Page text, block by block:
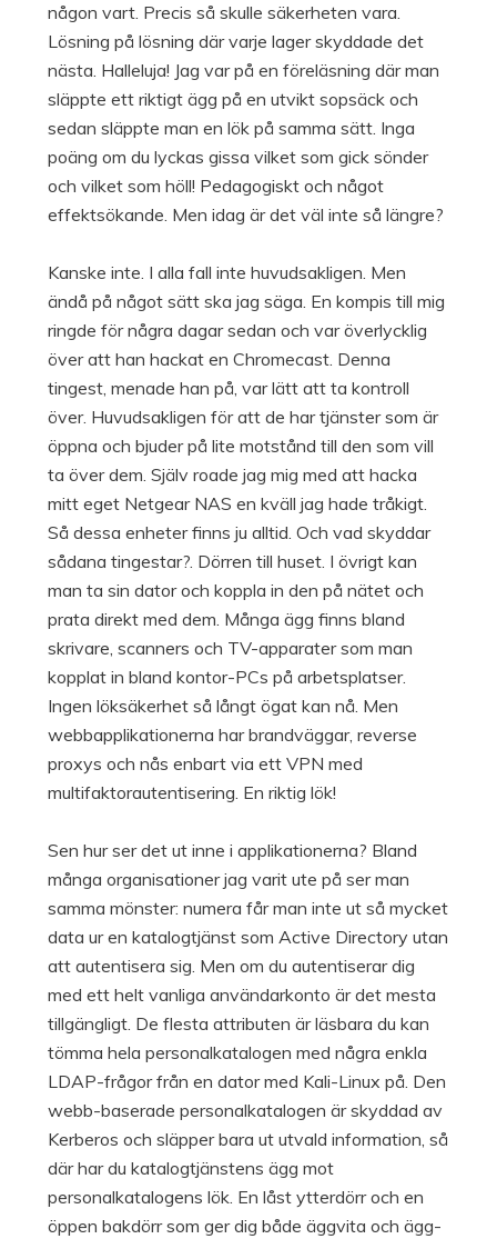
någon vart. Precis så skulle säkerheten vara.
Lösning på lösning där varje lager skyddade det
nästa. Halleluja! Jag var på en föreläsning där man
släppte ett riktigt ägg på en utvikt sopsäck och
sedan släppte man en lök på samma sätt. Inga
poäng om du lyckas gissa vilket som gick sönder
och vilket som höll! Pedagogiskt och något
effektsökande. Men idag är det väl inte så längre?
Kanske inte. I alla fall inte huvudsakligen. Men
ändå på något sätt ska jag säga. En kompis till mig
ringde för några dagar sedan och var överlycklig
över att han hackat en Chromecast. Denna
tingest, menade han på, var lätt att ta kontroll
över. Huvudsakligen för att de har tjänster som är
öppna och bjuder på lite motstånd till den som vill
ta över dem. Själv roade jag mig med att hacka
mitt eget Netgear NAS en kväll jag hade tråkigt.
Så dessa enheter finns ju alltid. Och vad skyddar
sådana tingestar?. Dörren till huset. I övrigt kan
man ta sin dator och koppla in den på nätet och
prata direkt med dem. Många ägg finns bland
skrivare, scanners och TV-apparater som man
kopplat in bland kontor-PCs på arbetsplatser.
Ingen löksäkerhet så långt ögat kan nå. Men
webbapplikationerna har brandväggar, reverse
proxys och nås enbart via ett VPN med
multifaktorautentisering. En riktig lök!
Sen hur ser det ut inne i applikationerna? Bland
många organisationer jag varit ute på ser man
samma mönster: numera får man inte ut så mycket
data ur en katalogtjänst som Active Directory utan
att autentisera sig. Men om du autentiserar dig
med ett helt vanliga användarkonto är det mesta
tillgängligt. De flesta attributen är läsbara du kan
tömma hela personalkatalogen med några enkla
LDAP-frågor från en dator med Kali-Linux på. Den
webb-baserade personalkatalogen är skyddad av
Kerberos och släpper bara ut utvald information, så
där har du katalogtjänstens ägg mot
personalkatalogens lök. En låst ytterdörr och en
öppen bakdörr som ger dig både äggvita och ägg-